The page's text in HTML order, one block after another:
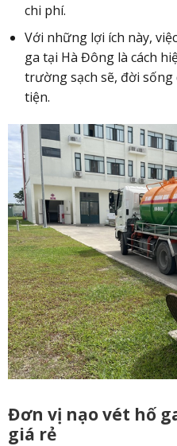
chi phí.
Với những lợi ích này,
ga tại Hà Đông là cách
trường sạch sẽ, đời
tiện.
Đơn vị nạo vét hố
giá rẻ